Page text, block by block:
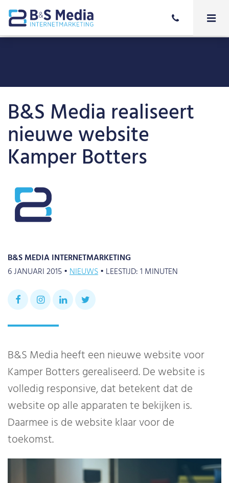
B&S Media realiseert
nieuwe website
Kamper Botters
B&S MEDIA INTERNETMARKETING
6 JANUARI 2015 •NIEUWS• LEESTIJD:1 MINUTEN
B&S Media heeft een nieuwe website voor
Kamper Botters gerealiseerd. De website is
volledig responsive, dat betekent dat de
website op alle apparaten te bekijken is.
Daarmee is de website klaar voor de
toekomst.